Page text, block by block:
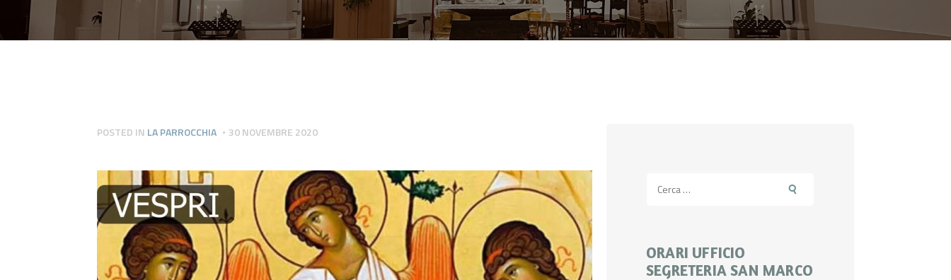
CONTATTI
POSTED IN LA PARROCCHIA 30 NOVEMBRE 2020
per:
ORARI UFFICIO
SEGRETERIA SAN MARCO